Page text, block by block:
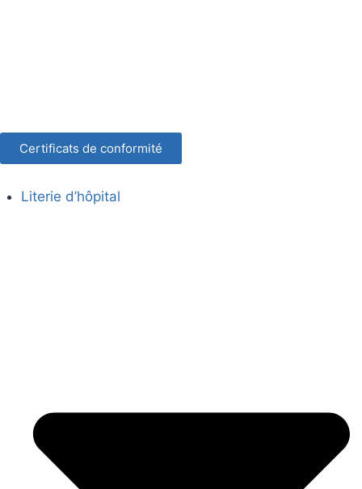
Certificats de conformité
Literie d’hôpital